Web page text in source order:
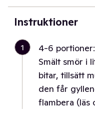
Instruktioner
1
4-6 portioner:
Smält smör i
bitar, tillsätt
den får
flambera (läs